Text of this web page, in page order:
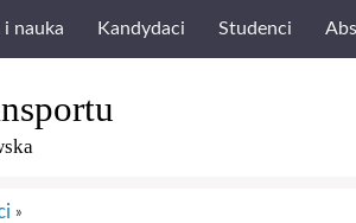
i nauka Kandydaci Studenci
»